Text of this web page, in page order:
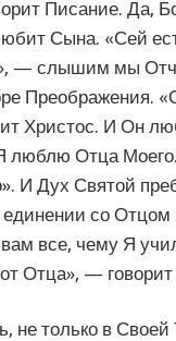
Писание. Да,
Сына. «Сей
— слышим мы
Преображения.
Христос. И Он
люблю Отца
И Дух Святой
со
все, чему Я
Отца», —
не только в Своей